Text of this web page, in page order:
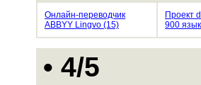
Онлайн-переводчик
ABBYY Lingvo (15)
Проект
900
• 4/5